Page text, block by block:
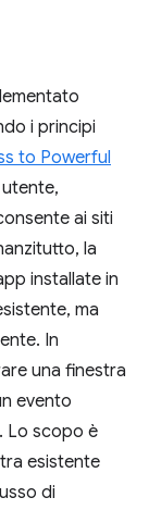
i principi
to Powerful
ai siti
la
installate in
ma
In
una finestra
evento
Lo scopo è
esistente
di